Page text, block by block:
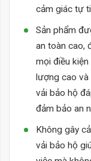
cảm giác tự
Sản phẩm
an toàn cao,
mọi điều
lượng cao
vải bảo hộ
đảm bảo an
Không gây
vải bảo hộ